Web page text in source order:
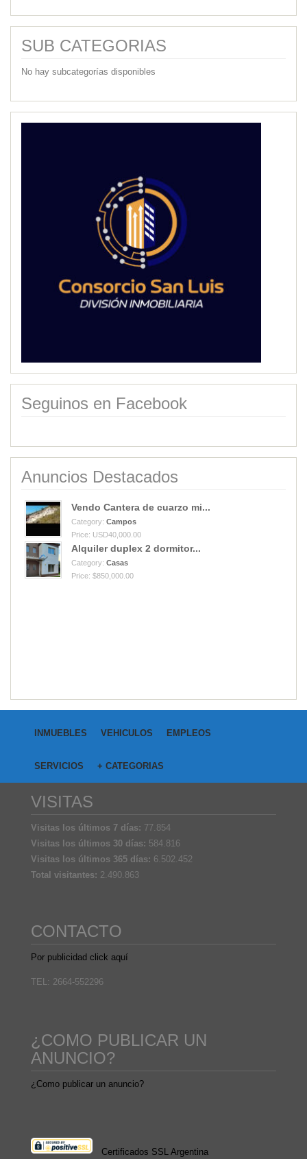
SUB CATEGORIAS
No hay subcategorías disponibles
Seguinos en Facebook
Anuncios Destacados
Vendo Cantera de cuarzo mi...
Category: Campos
Price: USD40,000.00
Alquiler duplex 2 dormitor...
Category: Casas
Price: $850,000.00
INMUEBLES VEHICULOS EMPLEOS
SERVICIOS + CATEGORIAS
VISITAS
Visitas los últimos 7 días: 77.854
Visitas los últimos 30 días: 584.816
Visitas los últimos 365 días: 6.502.452
Total visitantes: 2.490.863
CONTACTO
Por publicidad click aquí
TEL: 2664-552296
¿COMO PUBLICAR UN
ANUNCIO?
¿Como publicar un anuncio?
Certificados SSL Argentina